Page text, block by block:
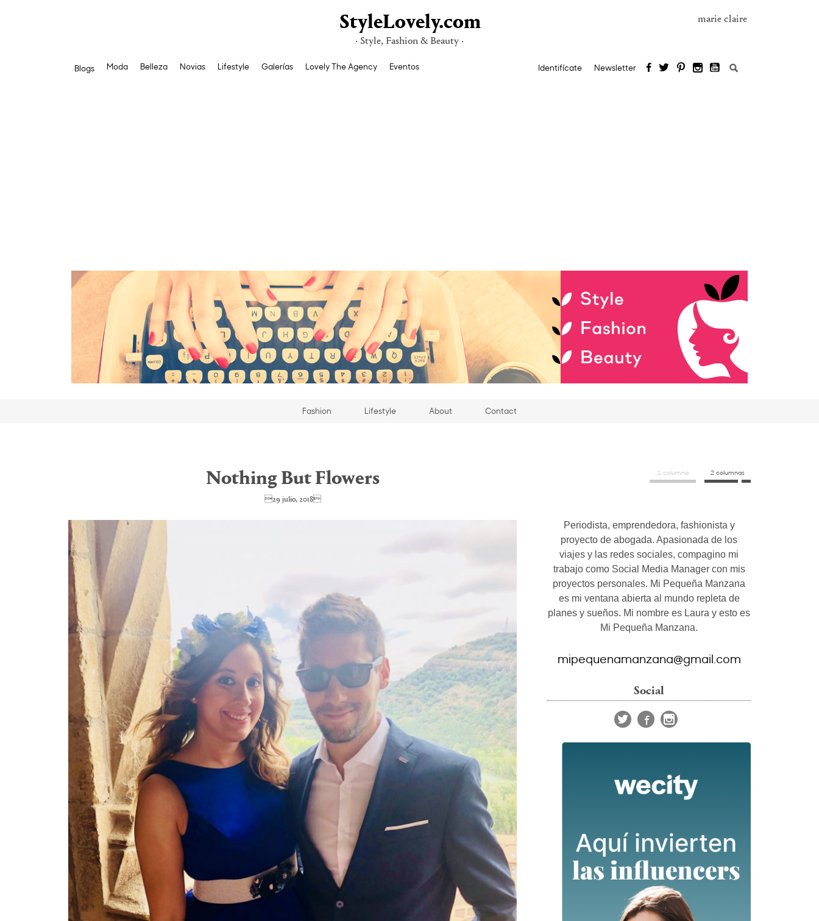
StyleLovely.com
· Style, Fashion & Beauty ·
marie claire
Blogs Moda Belleza Novias Lifestyle Galerías Lovely The Agency Eventos Identifícate Newsletter Buscar:
Fashion Lifestyle About Contact
Nothing But Flowers
29 julio, 2018
1 columna 2 columnas
Periodista, emprendedora, fashionista y
proyecto de abogada. Apasionada de los
viajes y las redes sociales, compagino mi
trabajo como Social Media Manager con mis
proyectos personales. Mi Pequeña Manzana
es mi ventana abierta al mundo repleta de
planes y sueños. Mi nombre es Laura y esto es
Mi Pequeña Manzana.
mipequenamanzana@gmail.com
Social